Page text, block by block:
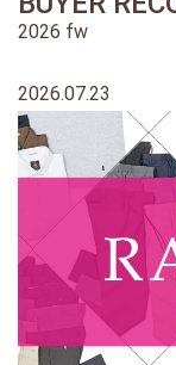
2026 fw
2026.07.23